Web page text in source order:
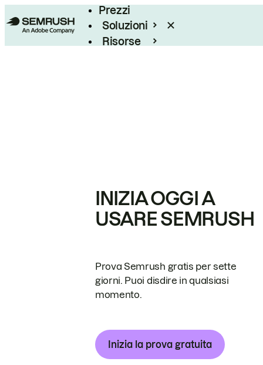
Prezzi
Soluzioni
Risorse
INIZIA OGGI A
USARE SEMRUSH
Prova Semrush gratis per sette
giorni. Puoi disdire in qualsiasi
momento.
Inizia la prova gratuita